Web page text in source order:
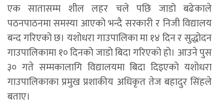
एक सातासम्म शील लहर चले पछि जाडो बढेकाले
पठनपाठनमा समस्या आएको भन्दै सरकारी र निजी विद्यालय
बन्द गरिएको छ। यशोधरा गाउपालिका मा १४ दिन र सुद्धोदन
गाउपालिकामा १० दिनको जाडो बिदा गरिएको हो। आउने पुस
३० गते सम्मकालागि विद्यालयमा बिदा दिइएको यशोधरा
गाउपालिकाका प्रमुख प्रशाकीय अधिकृत तेज बहादुर सिंहले
बताए।